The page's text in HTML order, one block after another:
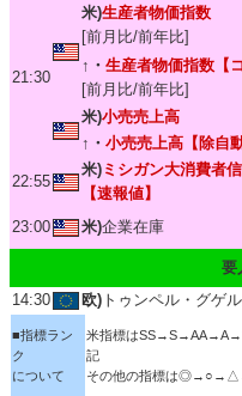
21:30
米)生産者物価指数
[前月比/前年比]
↑・ 生産者物価指数【コ
[前月比/前年比]
米)小売売上高
↑・ 小売売上高【除自動
22:55
米) ミシガン大消費者
【速報値】
23:00 米)企業在庫
要
14:30
欧) トゥンペル・グゲ
■指標ラン
ク
について
米指標は
記
その他の指標は